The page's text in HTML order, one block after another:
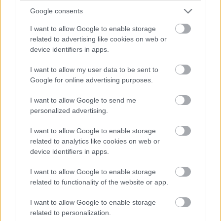
Google consents
I want to allow Google to enable storage
related to advertising like cookies on web or
device identifiers in apps.
I want to allow my user data to be sent to
Google for online advertising purposes.
I want to allow Google to send me
personalized advertising.
I want to allow Google to enable storage
related to analytics like cookies on web or
device identifiers in apps.
I want to allow Google to enable storage
related to functionality of the website or app.
I want to allow Google to enable storage
related to personalization.
Duplainterjú, avagy a
rókatündér és ami mögötte van
Sanya08 |2015 február 27. 17:51
A múlt héten bemutatásra került Ujj Mészáros Károly
nagyjátékfilmes debütálása, aLiza, a rókatündér
hazai kritikus tömegből egyöntetűen váltott ki véget nem
érő lelkesedést és ovációt. Mi is írtunk róla egy
dicshimnusztés nem is volt kérdés az, hogy muszáj lesz
szóra bírnunk nem csak a rókatündért, de azt az embert
is, aki mindezt elénk tárta és megalkotta. Balsai Mónival